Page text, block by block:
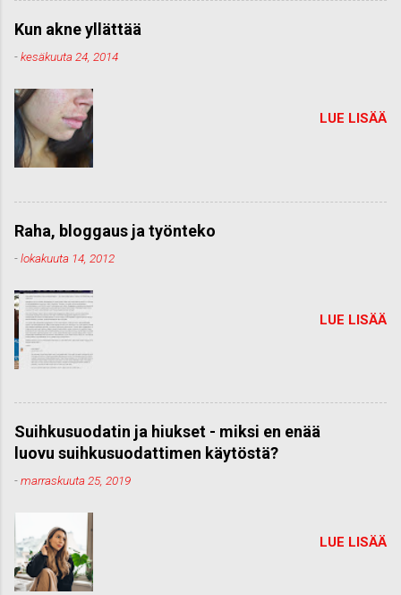
Kun akne yllättää
-kesäkuuta 24, 2014
LUE LISÄÄ
Raha, bloggaus ja työnteko
-lokakuuta 14, 2012
LUE LISÄÄ
Suihkusuodatin ja hiukset - miksi en enää
luovu suihkusuodattimen käytöstä?
-marraskuuta 25, 2019
LUE LISÄÄ